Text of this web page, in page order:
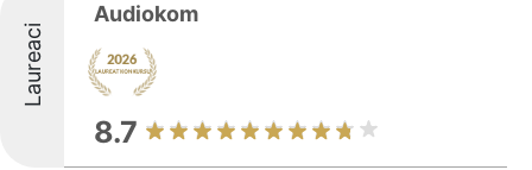
Laureaci
Audiokom
8.7